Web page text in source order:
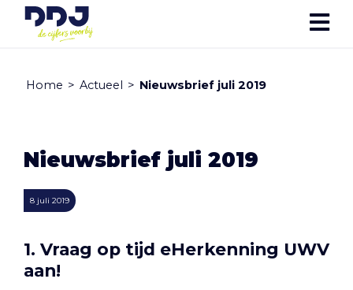
Home > Actueel > Nieuwsbrief juli 2019
Nieuwsbrief juli 2019
8 juli 2019
1. Vraag op tijd eHerkenning UWV
aan!